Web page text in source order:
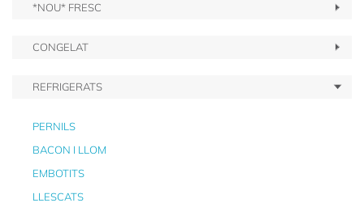
*NOU* FRESC
CONGELAT
REFRIGERATS
PERNILS
BACON I LLOM
EMBOTITS
LLESCATS